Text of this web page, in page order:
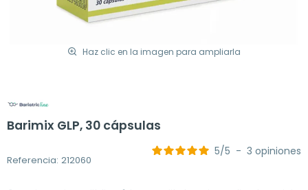
Haz clic en la imagen para ampliarla
Barimix GLP, 30 cápsulas
Referencia: 212060
5/5 - 3 opiniones